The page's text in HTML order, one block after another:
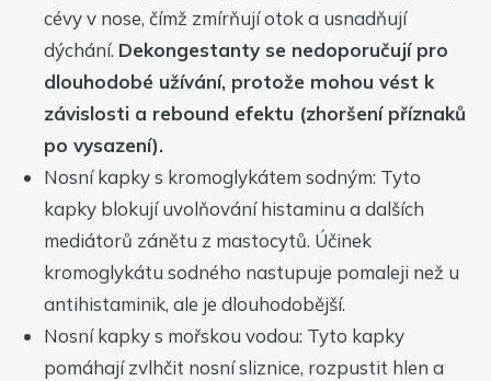
cévy v nose, čímž zmírňují otok a usnadňují
dýchání. Dekongestanty se nedoporučují pro
dlouhodobé užívání, protože mohou vést k
závislosti a rebound efektu (zhoršení příznaků
po vysazení).
Nosní kapky s kromoglykátem sodným: Tyto
kapky blokují uvolňování histaminu a dalších
mediátorů zánětu z mastocytů. Účinek
kromoglykátu sodného nastupuje pomaleji než u
antihistaminik, ale je dlouhodobější.
Nosní kapky s mořskou vodou: Tyto kapky
pomáhají zvlhčit nosní sliznice, rozpustit hlen a